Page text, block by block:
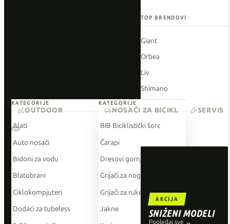
TOP BRENDOVI
Giant
Orbea
Liv
Shimano
O'Neal
AKCIJA
SNIŽENI MODELI
Pogledaj sve →
KATEGORIJE
Alati
Auto nosači
Bidoni za vodu
Blatobrani
Ciklokompjuteri
Dodaci za tubeless
KATEGORIJE
BIB Biciklistički šorc
Čarapi
Dresovi gornji dio
Grijači za noge
Grijači za ruke
Jakne
OUTDOOR NOSAČI ZA BICIKL SERVIS